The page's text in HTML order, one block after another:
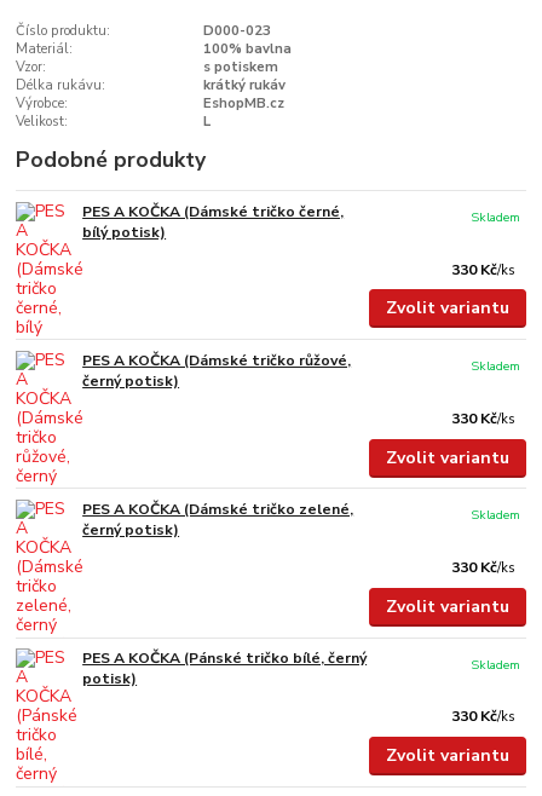
Číslo produktu:
D000-023
Materiál:
100% bavlna
Vzor:
s potiskem
Délka rukávu:
krátký rukáv
Výrobce:
EshopMB.cz
Velikost:
L
Podobné produkty
PES A KOČKA (Dámské tričko černé,
bílý potisk)
330 Kč/ks
Skladem
Zvolit variantu
PES A KOČKA (Dámské tričko růžové,
černý potisk)
330 Kč/ks
Skladem
Zvolit variantu
PES A KOČKA (Dámské tričko zelené,
černý potisk)
330 Kč/ks
Skladem
Zvolit variantu
PES A KOČKA (Pánské tričko bílé, černý
potisk)
330 Kč/ks
Skladem
Zvolit variantu